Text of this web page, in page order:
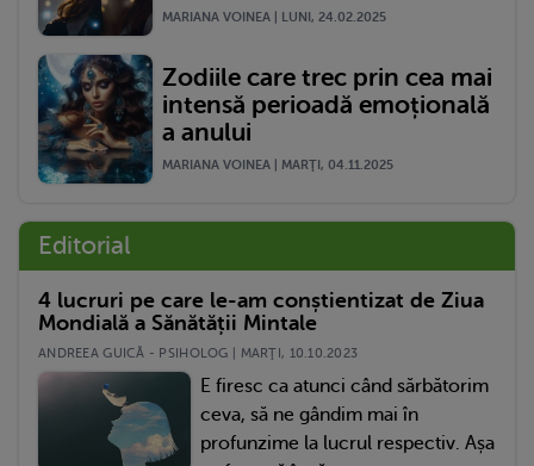
MARIANA VOINEA | LUNI, 24.02.2025
Zodiile care trec prin cea mai
intensă perioadă emoțională
a anului
MARIANA VOINEA | MARŢI, 04.11.2025
Editorial
4 lucruri pe care le-am conștientizat de Ziua
Mondială a Sănătății Mintale
ANDREEA GUICĂ - PSIHOLOG | MARŢI, 10.10.2023
E firesc ca atunci când sărbătorim
ceva, să ne gândim mai în
profunzime la lucrul respectiv. Așa